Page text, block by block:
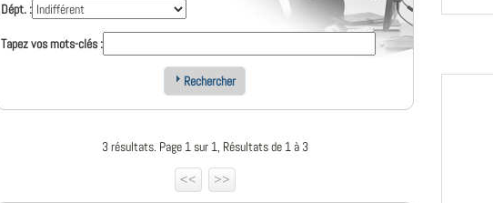
Dépt. :
Tapez vos mots-clés :
Rechercher
3 résultats. Page 1 sur 1, Résultats de 1 à 3
<<
>>